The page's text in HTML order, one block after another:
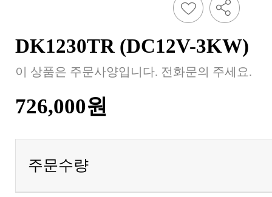
DK1230TR (DC12V-3KW)
이 상품은 주문사양입니다. 전화문의 주세요.
726,000원
주문수량